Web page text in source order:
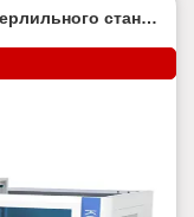
станка